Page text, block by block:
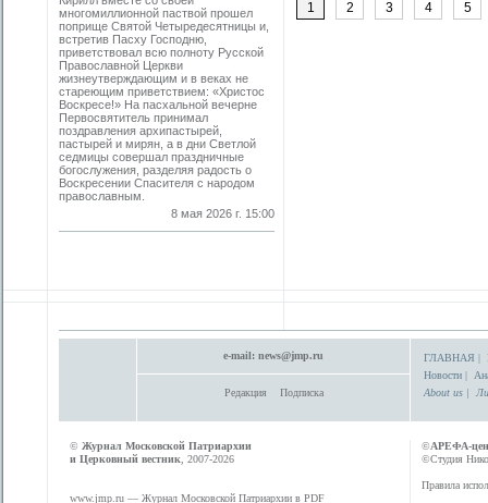
многомиллионной паствой прошел
поприще Святой Четыредесятницы и,
встретив Пасху Господню,
приветствовал всю полноту Русской
Православной Церкви
жизнеутверждающим и в веках не
стареющим приветствием: «Христос
Воскресе!» На пасхальной вечерне
Первосвятитель принимал
поздравления архипастырей,
пастырей и мирян, а в дни Светлой
седмицы совершал праздничные
богослужения, разделяя радость о
Воскресении Спасителя с народом
православным.
8 мая 2026 г. 15:00
1 2 3 4 5
e-mail: news@jmp.ru
Редакция Подписка
ГЛАВНАЯ |
Новости |
About us |
© Журнал Московской Патриархии
и Церковный вестник , 2007-2026
www.jmp.ru — Журнал Московской Патриархии в PDF
©АРЕФА-
©Студия
Правила